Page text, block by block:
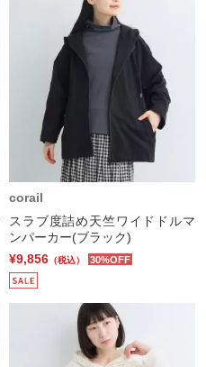
corail
スラブ度詰め天竺ワイドドルマ
ンパーカー(ブラック)
¥9,856 （税込） 30%OFF